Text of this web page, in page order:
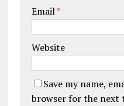
Email*
Website
Save my name,
browser for the next